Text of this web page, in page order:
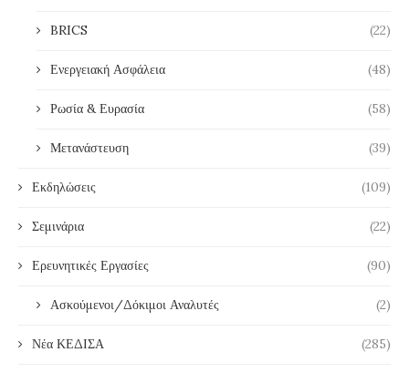
BRICS (22)
Ενεργειακή Ασφάλεια (48)
Ρωσία & Ευρασία (58)
Μετανάστευση (39)
Εκδηλώσεις (109)
Σεμινάρια (22)
Ερευνητικές Εργασίες (90)
Ασκούμενοι/Δόκιμοι Αναλυτές (2)
Νέα ΚΕΔΙΣΑ (285)